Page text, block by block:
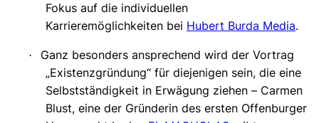
Fokus auf die individuellen
Karrieremöglichkeiten bei Hubert Burda Media.
·
Ganz besonders ansprechend wird der Vortrag
„Existenzgründung“ für diejenigen sein, die eine
Selbstständigkeit in Erwägung ziehen – Carmen
Blust, eine der Gründerin des ersten Offenburger